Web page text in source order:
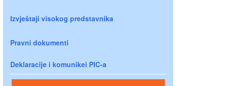
Izvještaji visokog predstavnika
Pravni dokumenti
Deklaracije i komunikei PIC-a